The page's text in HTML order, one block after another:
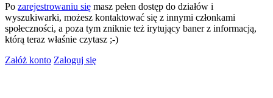
Po zarejestrowaniu się masz pełen dostęp do działów i
wyszukiwarki, możesz kontaktować się z innymi członkami
społeczności, a poza tym zniknie też irytujący baner z informacją,
którą teraz właśnie czytasz ;-)
Załóż konto Zaloguj się